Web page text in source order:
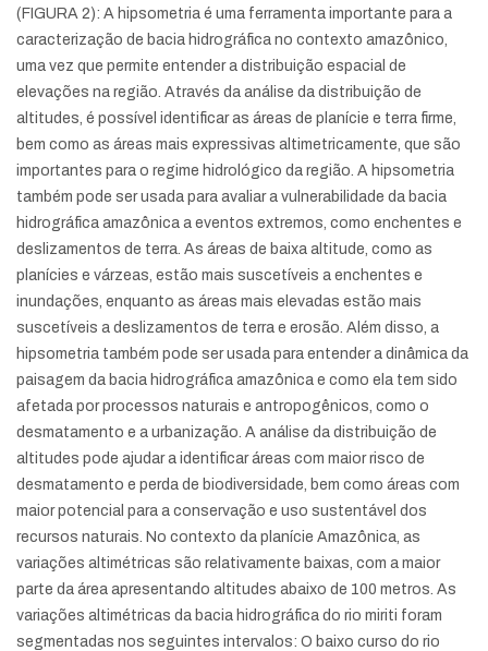
(FIGURA 2): A hipsometria é uma ferramenta importante para a
caracterização de bacia hidrográfica no contexto amazônico,
uma vez que permite entender a distribuição espacial de
elevações na região. Através da análise da distribuição de
altitudes, é possível identificar as áreas de planície e terra firme,
bem como as áreas mais expressivas altimetricamente, que são
importantes para o regime hidrológico da região. A hipsometria
também pode ser usada para avaliar a vulnerabilidade da bacia
hidrográfica amazônica a eventos extremos, como enchentes e
deslizamentos de terra. As áreas de baixa altitude, como as
planícies e várzeas, estão mais suscetíveis a enchentes e
inundações, enquanto as áreas mais elevadas estão mais
suscetíveis a deslizamentos de terra e erosão. Além disso, a
hipsometria também pode ser usada para entender a dinâmica da
paisagem da bacia hidrográfica amazônica e como ela tem sido
afetada por processos naturais e antropogênicos, como o
desmatamento e a urbanização. A análise da distribuição de
altitudes pode ajudar a identificar áreas com maior risco de
desmatamento e perda de biodiversidade, bem como áreas com
maior potencial para a conservação e uso sustentável dos
recursos naturais. No contexto da planície Amazônica, as
variações altimétricas são relativamente baixas, com a maior
parte da área apresentando altitudes abaixo de 100 metros. As
variações altimétricas da bacia hidrográfica do rio miriti foram
segmentadas nos seguintes intervalos: O baixo curso do rio